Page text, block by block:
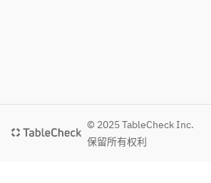
© 2025 TableCheck Inc.
保留所有权利